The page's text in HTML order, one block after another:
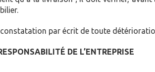
par écrit de toute
DE L’ENTREPRISE